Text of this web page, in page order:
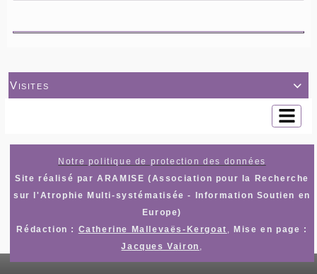

Visites
Notre politique de protection des données
Site réalisé par ARAMISE (Association pour la Recherche
sur l'Atrophie Multi-systématisée - Information Soutien en
Europe)
Rédaction : Catherine Mallevaës-Kergoat
Mise en page :
Jacques Vairon